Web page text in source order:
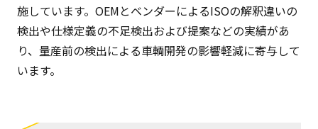
施しています。OEMとベンダーによるISOの解釈違いの
検出や仕様定義の不足検出および提案などの実績があ
り、量産前の検出による車輌開発の影響軽減に寄与して
います。